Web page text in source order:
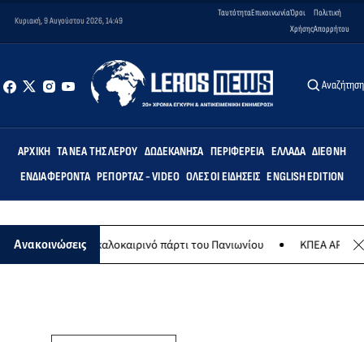
Κυριακή, 9 Αυγούστου 2026, 14:49
ΤαυτότηταΕπικοινωνίαΌροι
Χρήσης
Πολιτική
Απορρήτου
Αναζήτηση
ΑΡΧΙΚΉ ΤΑ ΝΈΑ ΤΗΣ ΛΈΡΟΥ ΔΩΔΕΚΆΝΗΣΑ ΠΕΡΙΦΈΡΕΙΑ ΕΛΛΆΔΑ ΔΙΕΘΝΉ
ΕΝΔΙΑΦΈΡΟΝΤΑ ΡΕΠΟΡΤΆΖ - VIDEO ΌΛΕΣ ΟΙ ΕΙΔΉΣΕΙΣ ENGLISH EDITION
Ανακοινώσειςτο καλοκαιρινό πάρτι του Πανιωνίου ΚΠΕΑ ΑΡΤΕΜΙΣ: